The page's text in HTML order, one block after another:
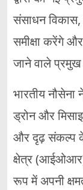
संसाधन विकास,
समीक्षा करेंगे
जाने वाले प्रमुख
भारतीय नौसेना
ड्रोन और
और दृढ़ संकल्प के
क्षेत्र (आईओआर)
रूप में अपनी